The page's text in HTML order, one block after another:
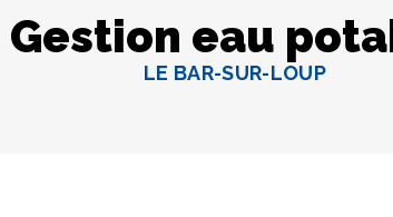
Gestion eau
LE BAR-SUR-LOUP